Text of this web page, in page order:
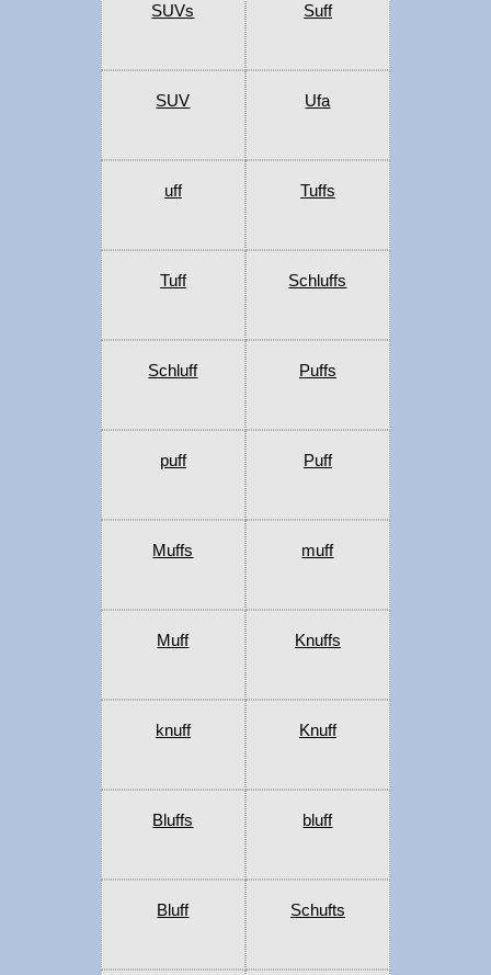
SUVs Suff
SUV Ufa
uff Tuffs
Tuff Schluffs
Schluff Puffs
puff Puff
Muffs muff
Muff Knuffs
knuff Knuff
Bluffs bluff
Bluff Schufts